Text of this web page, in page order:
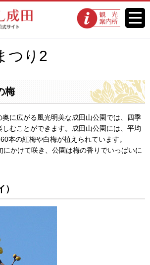
会 公式
観光案内所
メニ
ュー
つり2
梅
に広がる風光明美な成田山公園では、四季
むことができます。成田山公園には、平均
本の紅梅や白梅が植えられています。
にかけて咲き、公園は梅の香りでいっぱいに